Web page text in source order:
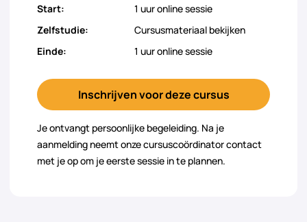
Start:
1 uur online sessie
Zelfstudie:
Cursusmateriaal bekijken
Einde:
1 uur online sessie
Inschrijven voor deze cursus
Je ontvangt persoonlijke begeleiding. Na je
aanmelding neemt onze cursuscoördinator contact
met je op om je eerste sessie in te plannen.